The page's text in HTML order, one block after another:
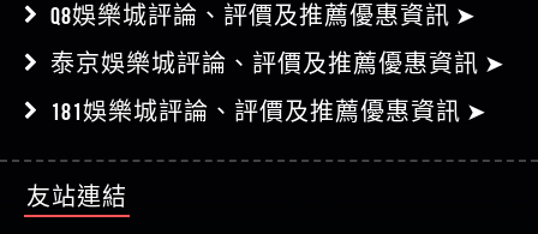
Q8娛樂城評論、評價及推薦優惠資訊 ➤
泰京娛樂城評論、評價及推薦優惠資訊 ➤
181娛樂城評論、評價及推薦優惠資訊 ➤
友站連結